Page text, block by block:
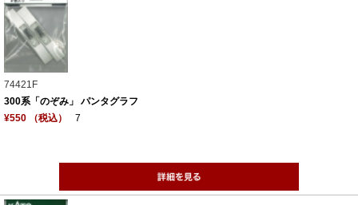
74421F
300系「のぞみ」 パンタグラフ
¥550 （税込）
7